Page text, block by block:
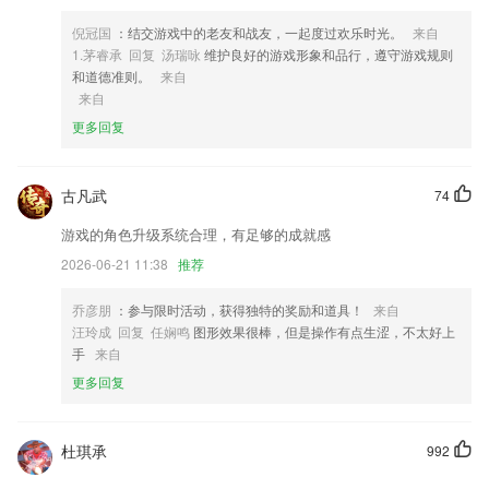
3,来MONO建造属于你的内容站，分享你认同的崭新观点，记录你生活的
鲜活片段，创作能证明你存在的有趣内容。这里有不同领域的造物主、新
奇的内容站与讨论站、精良的专题等待你的发现与订阅。
4,每天都会发布一些比较有趣的信息，大家可以任意浏览喜欢的内容。
6,是由重庆新时代文明实践官方推出的手机文明实践新闻资讯阅览2265客
户端，随时了解重庆文明实践活动内容，新闻资讯。
旧版709彩票软件优势
1.·点击字母还可以听到标准的发音，让宝宝可以更加容易的学习拼音
2.自行选择学习，根据个人需求，享受更加优质的学习体验。
3.为考生提供中级经济师考试考点录播视频，深入解析中级经济师考试五
个科目的知识点：
5.热门广场，只关注您的关注，同时为您推送最新最热门的干细胞资讯
倪冠国 ：结交游戏中的老友和战友，一起度过欢乐时光。
来自
1.茅睿承 回复 汤瑞咏 维护良好的游戏形象和品行，遵守游戏规则
和道德准则。
来自
来自
更多回复
74
古凡武
游戏的角色升级系统合理，有足够的成就感
2026-06-21 11:38 推荐
乔彦朋 ：参与限时活动，获得独特的奖励和道具！
来自
汪玲成 回复 任娴鸣 图形效果很棒，但是操作有点生涩，不太好上
手 来自
更多回复
992
杜琪承